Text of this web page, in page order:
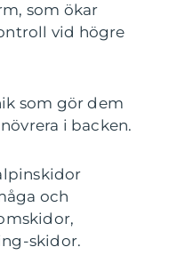
som ökar
vid högre
som gör dem
i backen.
och
skidor.